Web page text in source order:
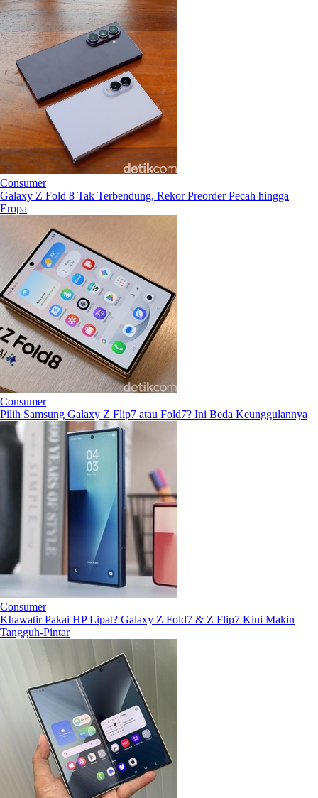
Consumer
Galaxy Z Fold 8 Tak Terbendung, Rekor Preorder Pecah hingga
Eropa
Consumer
Pilih Samsung Galaxy Z Flip7 atau Fold7? Ini Beda Keunggulannya
Consumer
Khawatir Pakai HP Lipat? Galaxy Z Fold7 & Z Flip7 Kini Makin
Tangguh-Pintar